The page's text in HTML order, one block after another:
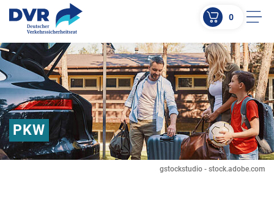
ZUM HAUPTINHALT SPRINGEN
ZUR SUCHE SPRINGEN
0
gstockstudio - stock.adobe.com
PKW